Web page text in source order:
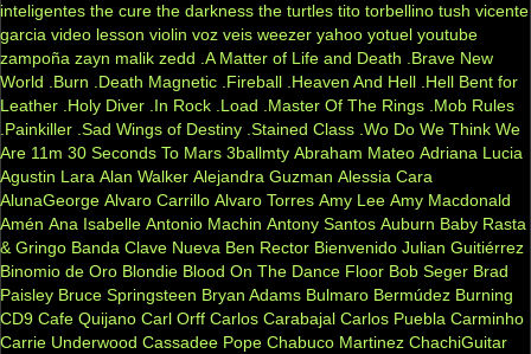
inteligentes the cure the darkness the turtles tito torbellino tush vicente
garcia video lesson violin voz veis weezer yahoo yotuel youtube
zampoña zayn malik zedd .A Matter of Life and Death
.Brave New
World
.Burn .Death Magnetic .Fireball .Heaven And Hell .Hell Bent for
Leather .Holy Diver .In Rock .Load .Master Of The Rings .Mob Rules
.Painkiller .Sad Wings of Destiny .Stained Class .Wo Do We Think We
Are 11m 30 Seconds To Mars 3ballmty Abraham Mateo Adriana Lucia
Agustin Lara Alan Walker Alejandra Guzman Alessia Cara
AlunaGeorge Alvaro Carrillo Alvaro Torres Amy Lee Amy Macdonald
Amén Ana Isabelle Antonio Machin Antony Santos Auburn Baby Rasta
& Gringo Banda Clave Nueva Ben Rector Bienvenido Julian Guitiérrez
Binomio de Oro Blondie Blood On The Dance Floor Bob Seger Brad
Paisley Bruce Springsteen Bryan Adams Bulmaro Bermúdez Burning
CD9 Cafe Quijano Carl Orff Carlos Carabajal Carlos Puebla Carminho
Carrie Underwood Cassadee Pope Chabuco Martinez ChachiGuitar